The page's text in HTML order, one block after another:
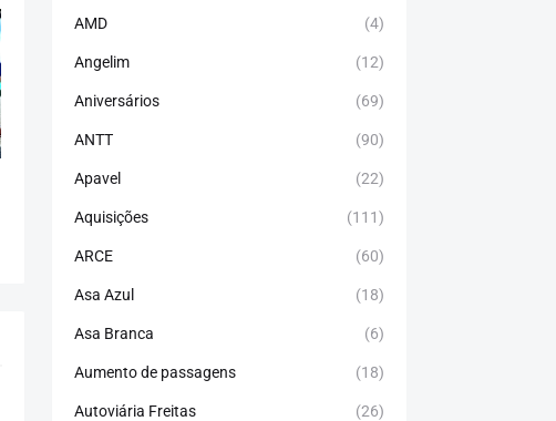
AMD (4)
Angelim (12)
Aniversários (69)
ANTT (90)
Apavel (22)
Aquisições (111)
ARCE (60)
Asa Azul (18)
Asa Branca (6)
Aumento de passagens (18)
Autoviária Freitas (26)